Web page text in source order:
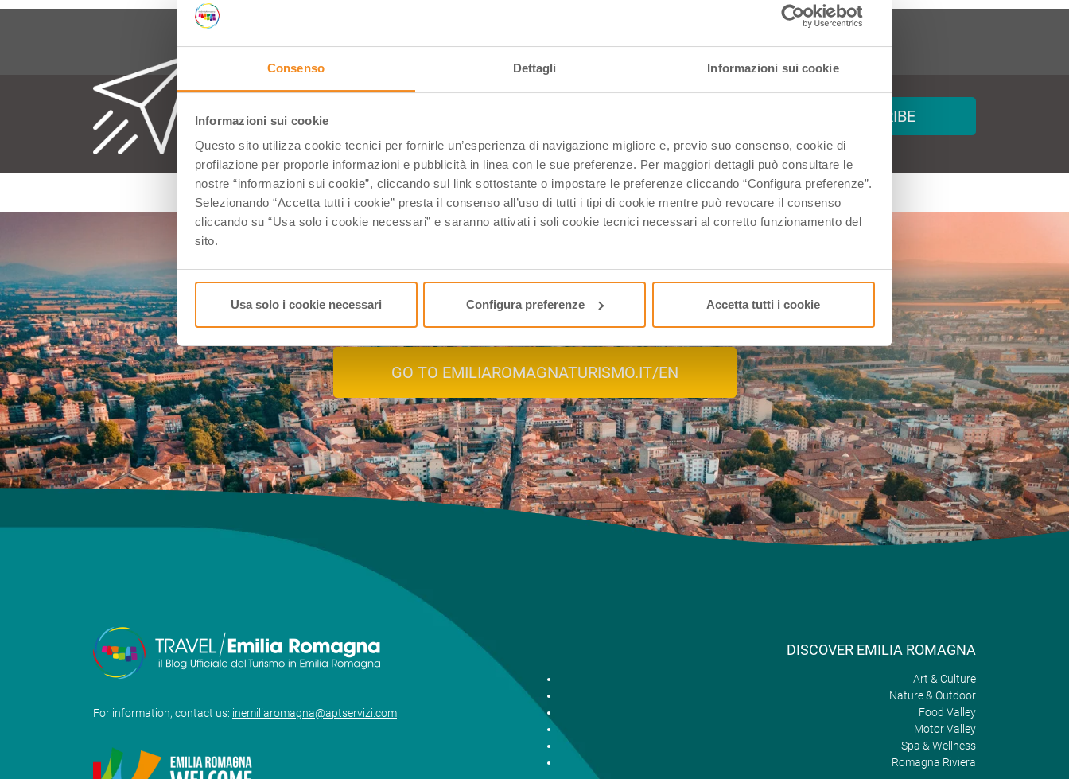
Consenso Dettagli Informazioni sui cookie
Informazioni sui cookie
Questo sito utilizza cookie tecnici per fornirle un’esperienza di navigazione migliore e, previo suo consenso, cookie di
profilazione per proporle informazioni e pubblicità in linea con le sue preferenze. Per maggiori dettagli può consultare le
nostre “informazioni sui cookie”, cliccando sul link sottostante o impostare le preferenze cliccando “Configura preferenze”.
Selezionando “Accetta tutti i cookie” presta il consenso all’uso di tutti i tipi di cookie mentre può revocare il consenso
cliccando su “Usa solo i cookie necessari” e saranno attivati i soli cookie tecnici necessari al corretto funzionamento del
sito.
Usa solo i cookie necessari Configura preferenze Accetta tutti i cookie
Interested in our newsletter?
SUBSCRIBE
Discover the events in Emilia-Romagna!
GO TO EMILIAROMAGNATURISMO.IT/EN
For information, contact us: inemiliaromagna@aptservizi.com
DISCOVER EMILIA ROMAGNA
Art & Culture
Nature & Outdoor
Food Valley
Motor Valley
Spa & Wellness
Romagna Riviera